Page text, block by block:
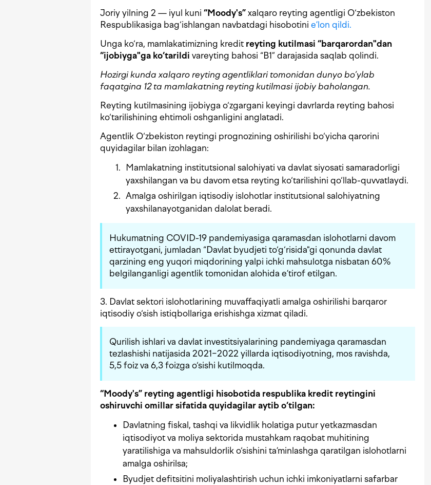
Joriy yilning 2 — iyul kuni “Moody's” xalqaro reyting agentligi O‘zbekiston
Respublikasiga bag‘ishlangan navbatdagi hisobotini e’lon qildi.
Unga ko‘ra, mamlakatimizning kredit reyting kutilmasi “barqarordan"dan
“ijobiyga"ga ko‘tarildi vareyting bahosi “B1” darajasida saqlab qolindi.
Hozirgi kunda xalqaro reyting agentliklari tomonidan dunyo bo‘ylab
faqatgina 12 ta mamlakatning reyting kutilmasi ijobiy baholangan.
Reyting kutilmasining ijobiyga o‘zgargani keyingi davrlarda reyting bahosi
ko‘tarilishining ehtimoli oshganligini anglatadi.
Agentlik O‘zbekiston reytingi prognozining oshirilishi bo‘yicha qarorini
quyidagilar bilan izohlagan:
Mamlakatning institutsional salohiyati va davlat siyosati samaradorligi
yaxshilangan va bu davom etsa reyting ko‘tarilishini qo‘llab-quvvatlaydi.
Amalga oshirilgan iqtisodiy islohotlar institutsional salohiyatning
yaxshilanayotganidan dalolat beradi.
Hukumatning COVID-19 pandemiyasiga qaramasdan islohotlarni davom
ettirayotgani, jumladan “Davlat byudjeti to‘g‘risida"gi qonunda davlat
qarzining eng yuqori miqdorining yalpi ichki mahsulotga nisbatan 60%
belgilanganligi agentlik tomonidan alohida e’tirof etilgan.
3. Davlat sektori islohotlarining muvaffaqiyatli amalga oshirilishi barqaror
iqtisodiy o‘sish istiqbollariga erishishga xizmat qiladi.
Qurilish ishlari va davlat investitsiyalarining pandemiyaga qaramasdan
tezlashishi natijasida 2021−2022 yillarda iqtisodiyotning, mos ravishda,
5,5 foiz va 6,3 foizga o‘sishi kutilmoqda.
“Moody's” reyting agentligi hisobotida respublika kredit reytingini
oshiruvchi omillar sifatida quyidagilar aytib o‘tilgan:
Davlatning fiskal, tashqi va likvidlik holatiga putur yetkazmasdan
iqtisodiyot va moliya sektorida mustahkam raqobat muhitining
yaratilishiga va mahsuldorlik o‘sishini ta’minlashga qaratilgan islohotlarni
amalga oshirilsa;
Byudjet defitsitini moliyalashtirish uchun ichki imkoniyatlarni safarbar